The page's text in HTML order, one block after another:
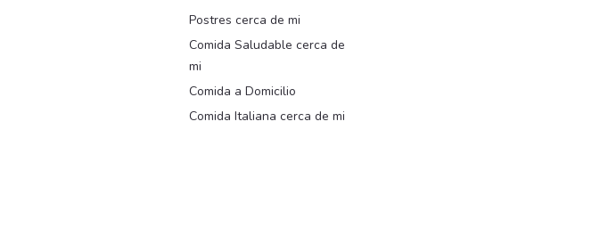
Postres cerca de mi
Comida Saludable cerca de
mi
Comida a Domicilio
Comida Italiana cerca de mi